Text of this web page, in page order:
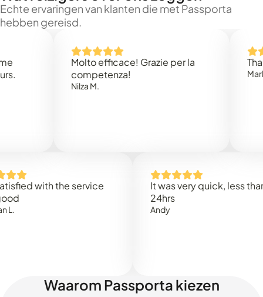
Echte ervaringen van klanten die met Passporta
hebben gereisd.
Molto efficace! Grazie per la
competenza!
Nilza M.
Thank
Mark N.
with the service
It was very quick, less than
24hrs
Waarom Passporta kiezen